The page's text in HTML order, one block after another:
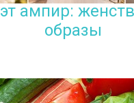
ампир:
образы